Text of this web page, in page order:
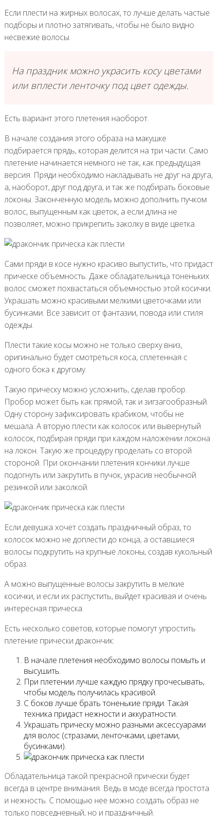
Если плести на жирных волосах, то лучше делать частые
подборы и плотно затягивать, чтобы не было видно
несвежие волосы.
На праздник можно украсить косу цветами
или вплести ленточку под цвет одежды.
Есть вариант этого плетения наоборот.
В начале создания этого образа на макушке
подбирается прядь, которая делится на три части. Само
плетение начинается немного не так, как предыдущая
версия. Пряди необходимо накладывать не друг на друга,
а, наоборот, друг под друга, и так же подбирать боковые
локоны. Законченную модель можно дополнить пучком
волос, выпущенным как цветок, а если длина не
позволяет, можно прикрепить заколку в виде цветка.
Сами пряди в косе нужно красиво выпустить, что придаст
прическе объемность. Даже обладательница тоненьких
волос сможет похвастаться объемностью этой косички.
Украшать можно красивыми мелкими цветочками или
бусинками. Все зависит от фантазии, повода или стиля
одежды.
Плести такие косы можно не только сверху вниз,
оригинально будет смотреться коса, сплетенная с
одного бока к другому.
Такую прическу можно усложнить, сделав пробор.
Пробор может быть как прямой, так и зигзагообразный.
Одну сторону зафиксировать крабиком, чтобы не
мешала. А вторую плести как колосок или вывернутый
колосок, подбирая пряди при каждом наложении локона
на локон. Такую же процедуру проделать со второй
стороной. При окончании плетения кончики лучше
подогнуть или закрутить в пучок, украсив необычной
резинкой или заколкой.
Если девушка хочет создать праздничный образ, то
колосок можно не доплести до конца, а оставшиеся
волосы подкрутить на крупные локоны, создав кукольный
образ.
А можно выпущенные волосы закрутить в мелкие
косички, и если их распустить, выйдет красивая и очень
интересная прическа.
Есть несколько советов, которые помогут упростить
плетение прически дракончик:
В начале плетения необходимо волосы помыть и
высушить.
При плетении лучше каждую прядку прочесывать,
чтобы модель получилась красивой.
С боков лучше брать тоненькие пряди. Такая
техника придаст нежности и аккуратности.
Украшать прическу можно разными аксессуарами
для волос (стразами, ленточками, цветами,
бусинками).
Обладательница такой прекрасной прически будет
всегда в центре внимания. Ведь в моде всегда простота
и нежность. С помощью нее можно создать образ не
только повседневный, но и праздничный.